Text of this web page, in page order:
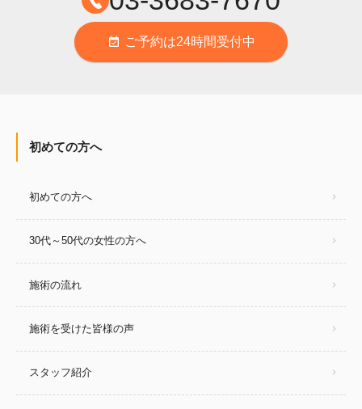
event_available ご予約は24時間受付中
初めての方へ
初めての方へ
30代～50代の女性の方へ
施術の流れ
施術を受けた皆様の声
スタッフ紹介